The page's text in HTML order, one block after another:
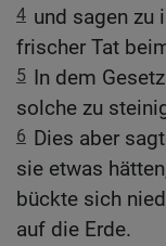
4 und sagen zu
frischer Tat
5 In dem
solche zu
6 Dies aber
sie etwas
bückte sich
auf die Erde.